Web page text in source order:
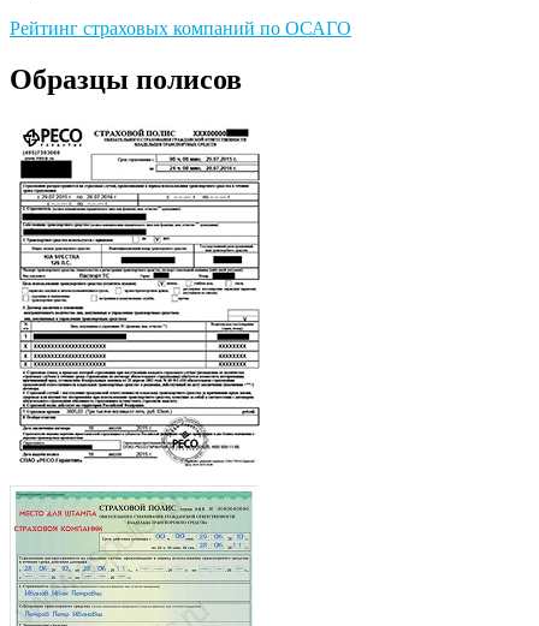
Рейтинг страховых компаний по ОСАГО
Образцы полисов